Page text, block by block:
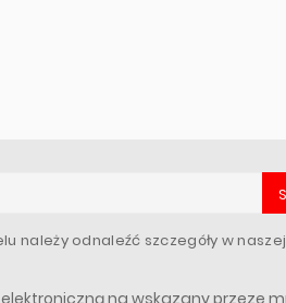
należy odnaleźć szczegóły w
na wskazany przeze